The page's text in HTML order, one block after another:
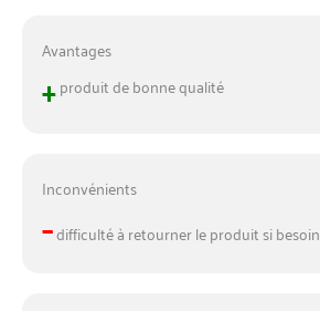
Avantages
+produit de bonne qualité
Inconvénients
–difficulté à retourner le produit si besoin